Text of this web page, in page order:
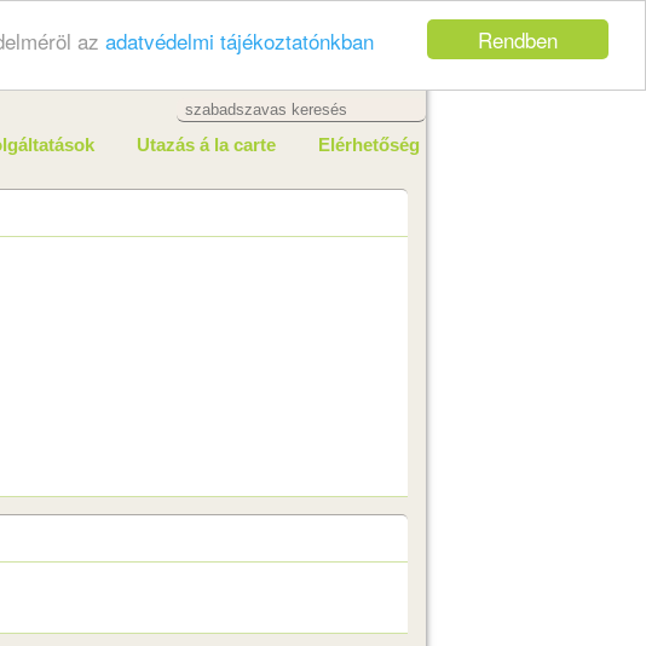
Rendben
az adatvédelmi tájékoztatónkban
Utazás á la carte Elérhetőség